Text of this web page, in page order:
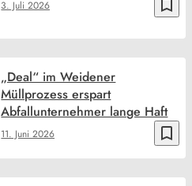
bookmark_border
3. Juli 2026
bookmark_border
11. Juni 2026
„Deal“ im Weidener
Müllprozess erspart
Abfallunternehmer lange Haft